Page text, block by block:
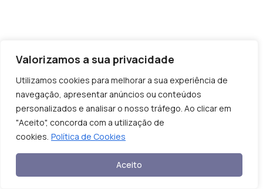
Valorizamos a sua privacidade
Utilizamos cookies para melhorar a sua experiência de
navegação, apresentar anúncios ou conteúdos
personalizados e analisar o nosso tráfego. Ao clicar em
"Aceito", concorda com a utilização de
cookies. Política de Cookies
Aceito